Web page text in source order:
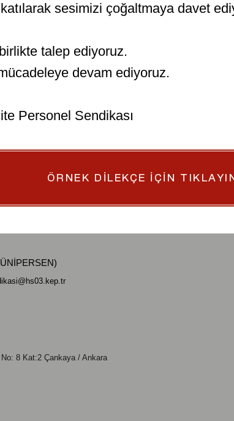
sesimizi çoğaltmaya davet
talep ediyoruz.
devam ediyoruz.
Personel Sendikası
ÖRNEK DİLEKÇE İÇİN
8 Kat:2 Çankaya / Ankara